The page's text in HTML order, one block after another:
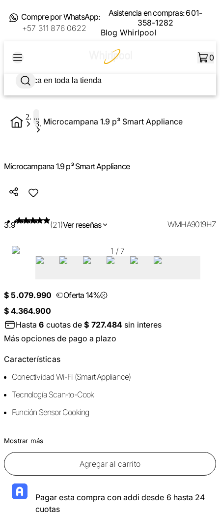
Compre por WhatsApp:
+57 311 876 0622
Asistencia en compras:601-
358-1282
Blog Whirlpool
0
... Microcampana 1.9 p³ Smart Appliance
Microcampana 1.9 p³ Smart Appliance
3.9 (21)Ver reseñas WMHA9019HZ
1 / 7
$ 5.079.990
Oferta 14%
$ 4.364.900
Hasta6 cuotas de$ 727.484 sin interes
Más opciones de pago a plazo
Características
Conectividad Wi-Fi (Smart Appliance)
Tecnología Scan-to-Cook
Función Sensor Cooking
Mostrar más
Agregar al carrito
Pagar esta compra con addi desde 6 hasta 24
cuotas